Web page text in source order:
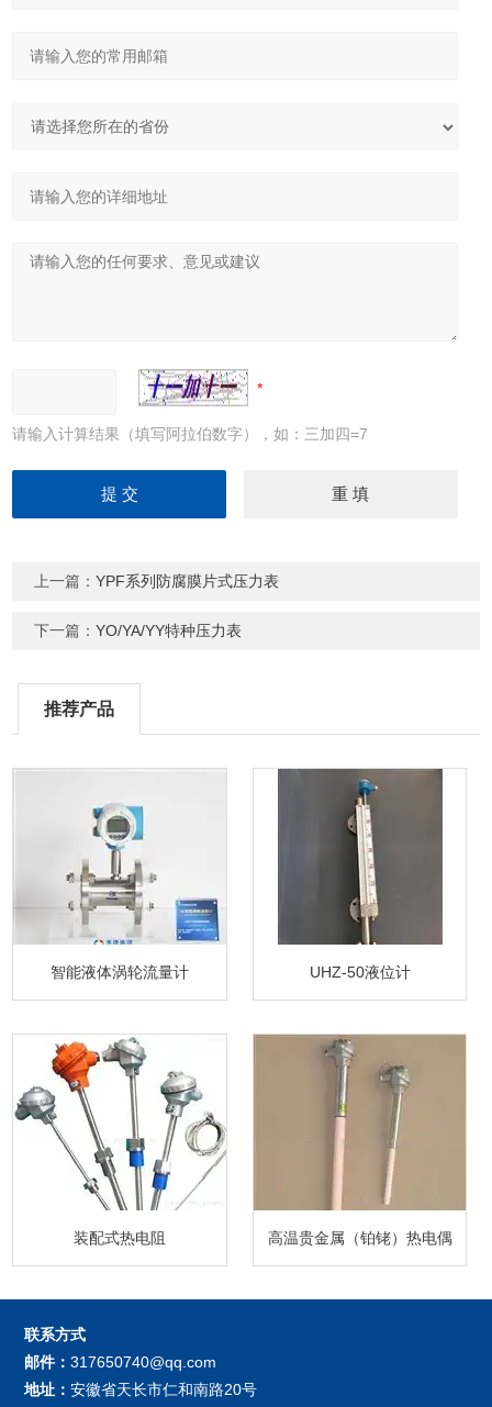
请输入计算结果（填写阿拉伯数字），如：三加四=7
上一篇：YPF系列防腐膜片式压力表
下一篇：YO/YA/YY特种压力表
推荐产品
智能液体涡轮流量计 UHZ-50液位计
装配式热电阻 高温贵金属（铂铑）热电偶
联系方式
邮件：317650740@qq.com
地址：安徽省天长市仁和南路20号